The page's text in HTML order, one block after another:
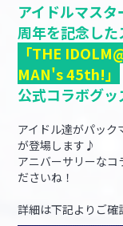
アイドルマス
周年を記念した
「THE
MAN's 45th!」
公式コラボグッ
アイドル達がパッ
が登場します♪
アニバーサリーなコ
ださいね！
詳細は下記よりご確